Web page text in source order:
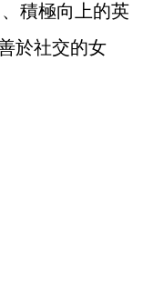
積極向上的英
於社交的女